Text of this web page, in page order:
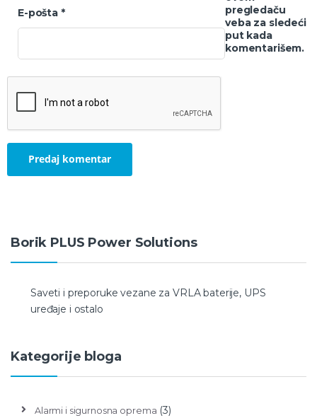
E-pošta *
pregledaču
veba za sledeći
put kada
komentarišem.
Borik PLUS Power Solutions
Saveti i preporuke vezane za VRLA baterije, UPS
uređaje i ostalo
Kategorije bloga
Alarmi i sigurnosna oprema (3)